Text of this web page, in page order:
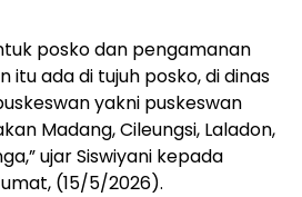
posko dan pengamanan
itu ada di tujuh posko, di dinas
yakni puskeswan
Madang, Cileungsi, Laladon,
ujar Siswiyani kepada
(15/5/2026).